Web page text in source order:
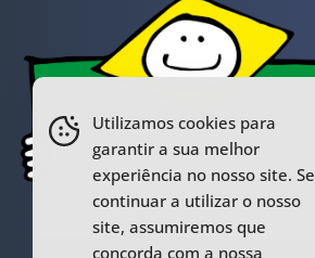
Utilizamos cookies para
garantir a sua melhor
experiência no nosso site. Se
continuar a utilizar o nosso
site, assumiremos que
concorda com a nossa